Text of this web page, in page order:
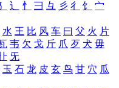
辶 忄 彐 彑 彡 彳 饣
宀
水 王 比 风 车 曰 父 火 片
韦 欠 戈 斤 爪 歹 犬 毋
旡
玉 石 龙 皮 玄 鸟 甘 穴 瓜